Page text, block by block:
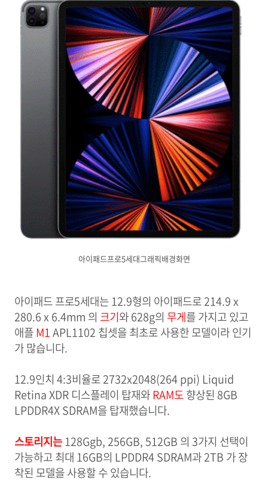
아이패드프로5세대그래픽배경화면
아이패드 프로5세대는 12.9형의 아이패드로 214.9 x
280.6 x 6.4mm 의 크기와 628g의 무게를 가지고 있고
애플M1APL1102 칩셋을 최초로 사용한 모델이라 인기
가 많습니다.
12.9인치 4:3비율로 2732x2048(264 ppi) Liquid
Retina XDR 디스플레이 탑재와RAM도향상된 8GB
LPDDR4X SDRAM을 탑재했습니다.
스토리지는128Ggb, 256GB, 512GB 의 3가지 선택이
가능하고 최대 16GB의 LPDDR4 SDRAM과 2TB 가 장
착된 모델을 사용할 수 있습니다.